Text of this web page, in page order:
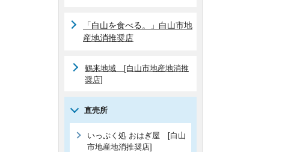
「白山を食べる。」白山市地
産地消推奨店
鶴来地域 [白山市地産地消推
奨店]
直売所
いっぷく処 おはぎ屋 [白山
市地産地消推奨店]